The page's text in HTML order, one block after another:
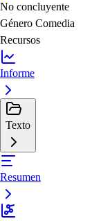
No concluyente
Género Comedia
Recursos
Informe
Texto
Resumen